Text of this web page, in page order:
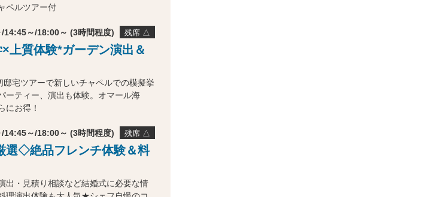
ペルツアー付
～/18:00～ (3時間程度) 残席 △
上質体験*ガーデン演出＆
邸宅ツアーで新しいチャペルでの模擬挙
ーティー、演出も体験。オマール海
にお得！
～/18:00～ (3時間程度) 残席 △
選◇絶品フレンチ体験＆料
出・見積り相談など結婚式に必要な情